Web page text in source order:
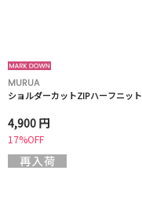
MURUA
ショルダーカットZIPハーフニット
4,900 円
17%OFF